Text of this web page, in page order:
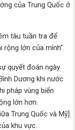
của Trung Quốc ở
tàu ​​tuần tra để
rộng lớn của mình”.
quyết đoán ngày
Dương khi nước
pháp vùng biển
lớn hơn.
Trung Quốc và Mỹ]
khu vực.